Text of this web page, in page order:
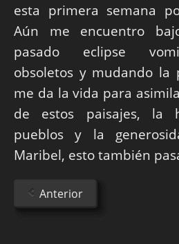
esta primera semana
Aún me encuentro
pasado eclipse
obsoletos y mudando la
me da la vida para
de estos paisajes, la
pueblos y la
Maribel, esto también
Anterior